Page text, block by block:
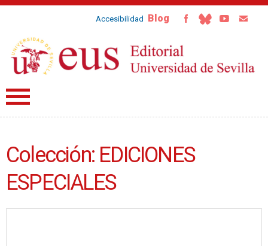
Accesibilidad Blog
Colección: EDICIONES
ESPECIALES